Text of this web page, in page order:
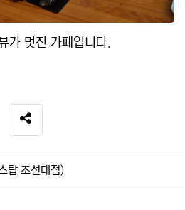
가 멋진 카페입니다.
SNS 공유
탑 조선대점)